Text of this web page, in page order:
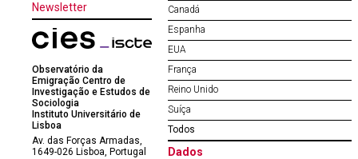
Newsletter
Observatório da
Emigração Centro de
Investigação e Estudos de
Sociologia
Instituto Universitário de
Lisboa
Av. das Forças Armadas,
1649-026 Lisboa, Portugal
Canadá
Espanha
EUA
França
Reino Unido
Suíça
Todos
Dados